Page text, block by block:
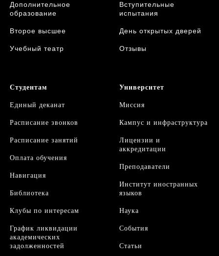
Дополнительное
образование
Второе высшее
Учебный театр
Вступительные
испытания
День открытых дверей
Отзывы
Студентам
Единый деканат
Расписание звонков
Расписание занятий
Оплата обучения
Навигация
Библиотека
Клубы по интересам
График ликвидации
академических
задолженностей
Университет
Миссия
Кампус и инфраструктура
Лицензии и
аккредитации
Преподаватели
Институт иностранных
языков
Наука
События
Статьи